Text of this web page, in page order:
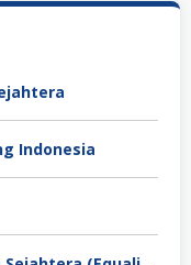
Indonesia